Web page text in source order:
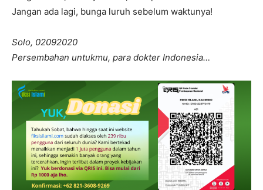
Jangan ada lagi, bunga luruh sebelum waktunya!
Solo, 02092020
Persembahan untukmu, para dokter Indonesia…